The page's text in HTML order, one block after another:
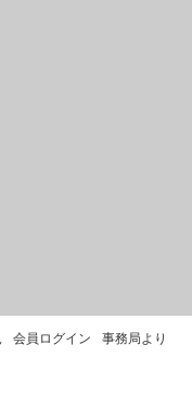
会員ログイン 事務局より